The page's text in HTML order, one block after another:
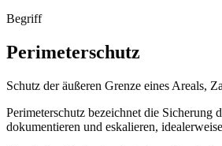
Begriff
Perimeterschutz
Schutz der äußeren Grenze eines Areals,
Perimeterschutz bezeichnet die Sicherung
dokumentieren und eskalieren,